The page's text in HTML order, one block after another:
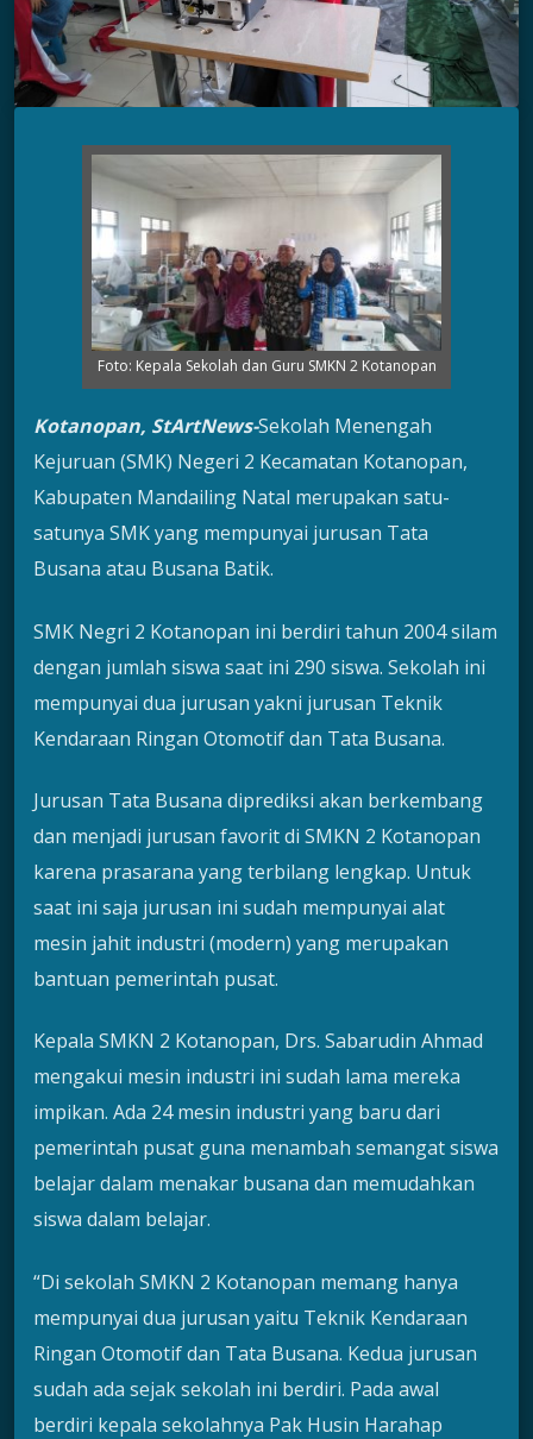
Foto: Kepala Sekolah dan Guru SMKN 2 Kotanopan
Kotanopan, StArtNews-Sekolah Menengah
Kejuruan (SMK) Negeri 2 Kecamatan Kotanopan,
Kabupaten Mandailing Natal merupakan satu-
satunya SMK yang mempunyai jurusan Tata
Busana atau Busana Batik.
SMK Negri 2 Kotanopan ini berdiri tahun 2004 silam
dengan jumlah siswa saat ini 290 siswa. Sekolah ini
mempunyai dua jurusan yakni jurusan Teknik
Kendaraan Ringan Otomotif dan Tata Busana.
Jurusan Tata Busana diprediksi akan berkembang
dan menjadi jurusan favorit di SMKN 2 Kotanopan
karena prasarana yang terbilang lengkap. Untuk
saat ini saja jurusan ini sudah mempunyai alat
mesin jahit industri (modern) yang merupakan
bantuan pemerintah pusat.
Kepala SMKN 2 Kotanopan, Drs. Sabarudin Ahmad
mengakui mesin industri ini sudah lama mereka
impikan. Ada 24 mesin industri yang baru dari
pemerintah pusat guna menambah semangat siswa
belajar dalam menakar busana dan memudahkan
siswa dalam belajar.
“Di sekolah SMKN 2 Kotanopan memang hanya
mempunyai dua jurusan yaitu Teknik Kendaraan
Ringan Otomotif dan Tata Busana. Kedua jurusan
sudah ada sejak sekolah ini berdiri. Pada awal
berdiri kepala sekolahnya Pak Husin Harahap